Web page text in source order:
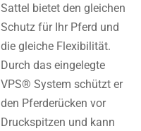
Sattel bietet den gleichen
Schutz für Ihr Pferd und
die gleiche Flexibilität.
Durch das eingelegte
VPS® System schützt er
den Pferderücken vor
Druckspitzen und kann